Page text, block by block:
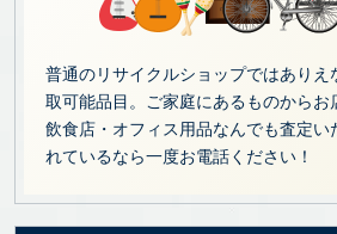
普通のリサイクルショップではありえ
取可能品目。ご家庭にあるものからお
飲食店・オフィス用品なんでも査定い
れているなら一度お電話ください！